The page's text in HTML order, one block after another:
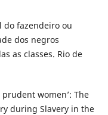
do fazendeiro ou
dos negros
as classes. Rio de
prudent women’: The
during Slavery in the